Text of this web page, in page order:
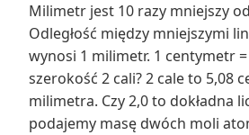
Milimetr jest 10 razy mniejszy
Odległość między mniejszymi
wynosi 1 milimetr. 1 centymetr
szerokość 2 cali? 2 cale to 5,08
milimetra. Czy 2,0 to dokładna
podajemy masę dwóch moli